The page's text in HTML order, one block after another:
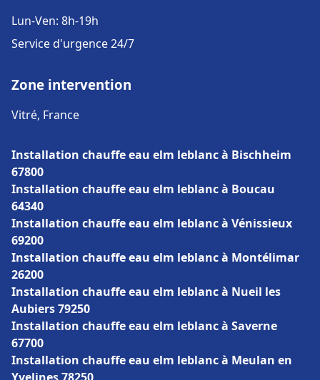
Lun-Ven: 8h-19h
Service d'urgence 24/7
Zone intervention
Vitré, France
Installation chauffe eau elm leblanc à Bischheim
67800
Installation chauffe eau elm leblanc à Boucau
64340
Installation chauffe eau elm leblanc à Vénissieux
69200
Installation chauffe eau elm leblanc à Montélimar
26200
Installation chauffe eau elm leblanc à Nueil les
Aubiers 79250
Installation chauffe eau elm leblanc à Saverne
67700
Installation chauffe eau elm leblanc à Meulan en